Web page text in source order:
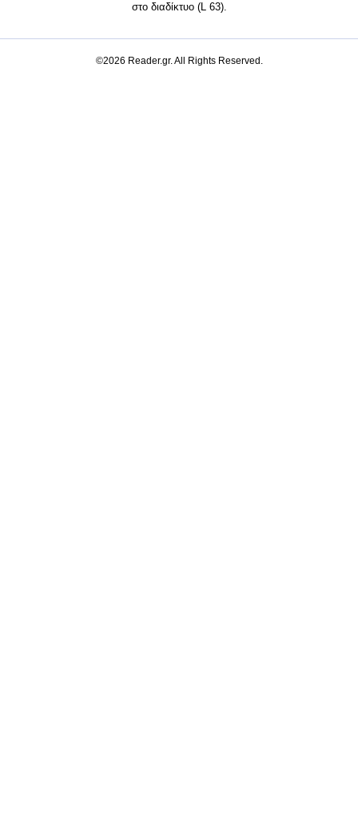
στο διαδίκτυο (L 63).
©2026 Reader.gr. All Rights Reserved.